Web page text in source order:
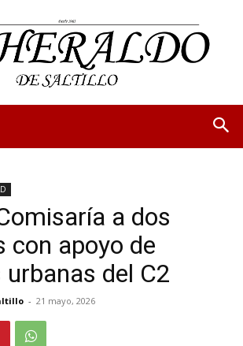
a dos
con apoyo de
del C2
- 21 mayo, 2026